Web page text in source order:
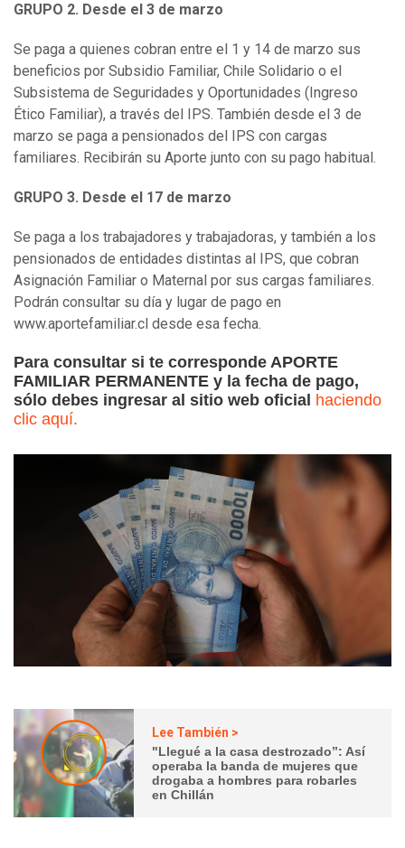
GRUPO 2. Desde el 3 de marzo
Se paga a quienes cobran entre el 1 y 14 de marzo sus
beneficios por Subsidio Familiar, Chile Solidario o el
Subsistema de Seguridades y Oportunidades (Ingreso
Ético Familiar), a través del IPS. También desde el 3 de
marzo se paga a pensionados del IPS con cargas
familiares. Recibirán su Aporte junto con su pago habitual.
GRUPO 3. Desde el 17 de marzo
Se paga a los trabajadores y trabajadoras, y también a los
pensionados de entidades distintas al IPS, que cobran
Asignación Familiar o Maternal por sus cargas familiares.
Podrán consultar su día y lugar de pago en
www.aportefamiliar.cl desde esa fecha.
Para consultar si te corresponde APORTE
FAMILIAR PERMANENTE y la fecha de pago,
sólo debes ingresar al sitio web oficial haciendo
clic aquí.
Lee También >
"Llegué a la casa destrozado”: Así
operaba la banda de mujeres que
drogaba a hombres para robarles
en Chillán